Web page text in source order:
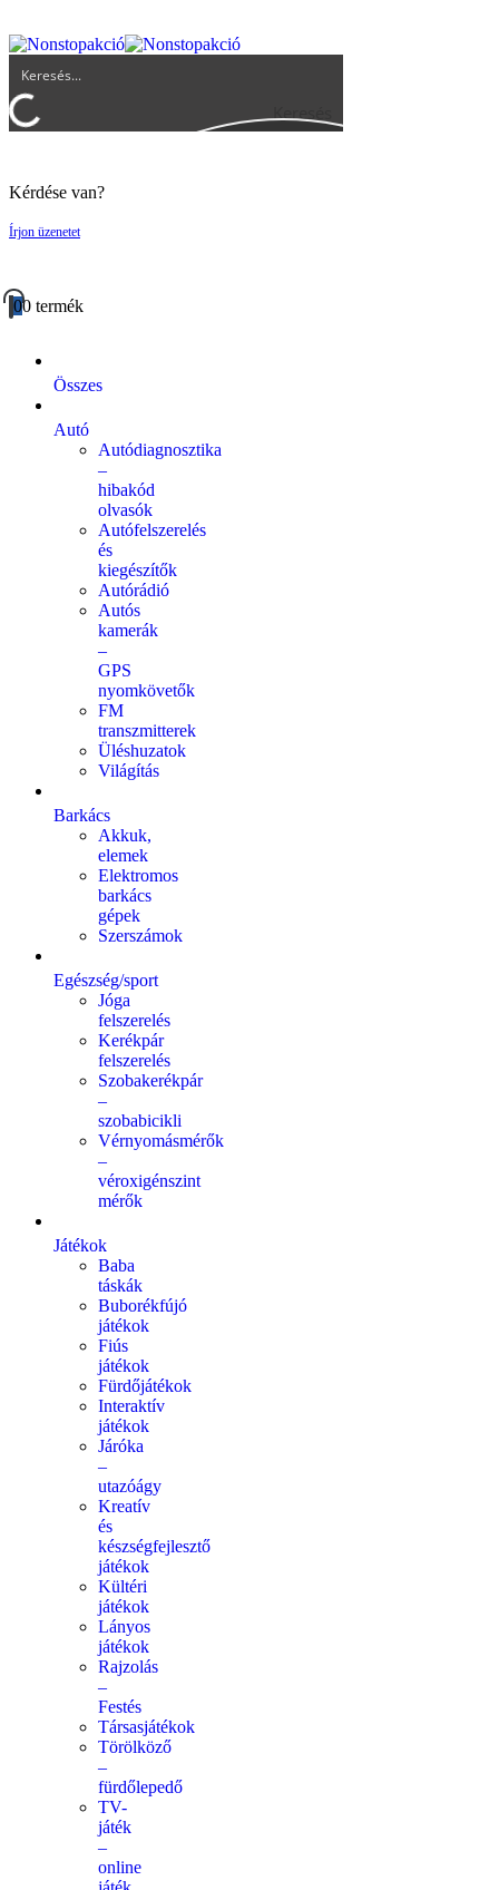
Keresés
Kérdése van?
Írjon üzenetet
00 termék
Összes
Autó
Autódiagnosztika
–
hibakód
olvasók
Autófelszerelés
és
kiegészítők
Autórádió
Autós
kamerák
–
GPS
nyomkövetők
FM
transzmitterek
Üléshuzatok
Világítás
Barkács
Akkuk,
elemek
Elektromos
barkács
gépek
Szerszámok
Egészség/sport
Jóga
felszerelés
Kerékpár
felszerelés
Szobakerékpár
–
szobabicikli
Vérnyomásmérők
–
véroxigénszint
mérők
Játékok
Baba
táskák
Buborékfújó
játékok
Fiús
játékok
Fürdőjátékok
Interaktív
játékok
Járóka
–
utazóágy
Kreatív
és
készségfejlesztő
játékok
Kültéri
játékok
Lányos
játékok
Rajzolás
–
Festés
Társasjátékok
Törölköző
–
fürdőlepedő
TV-
játék
–
online